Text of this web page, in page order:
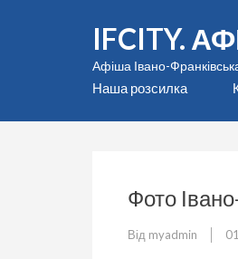
IFCITY.
Афіша Івано-
Наша розсилка
Фото
Від myadmin